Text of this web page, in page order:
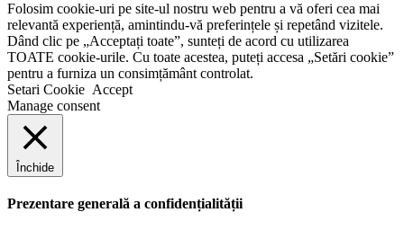
Folosim cookie-uri pe site-ul nostru web pentru a vă oferi cea mai
relevantă experiență, amintindu-vă preferințele și repetând vizitele.
Dând clic pe „Acceptați toate”, sunteți de acord cu utilizarea
TOATE cookie-urile. Cu toate acestea, puteți accesa „Setări cookie”
pentru a furniza un consimțământ controlat.
Setari Cookie Accept
Manage consent
Închide
Prezentare generală a confidențialității